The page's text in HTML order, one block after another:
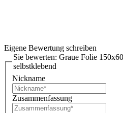
Eigene Bewertung schreiben
Sie bewerten: Graue Folie
selbstklebend
Nickname
Zusammenfassung